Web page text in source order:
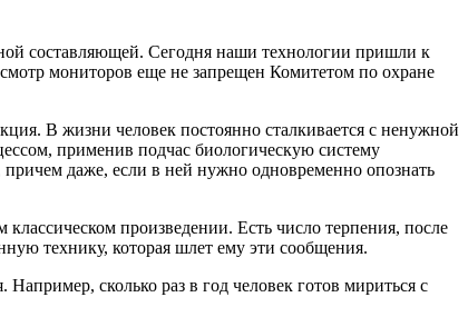
составляющей. Сегодня наши технологии пришли к
мониторов еще не запрещен Комитетом по охране
В жизни человек постоянно сталкивается с ненужной
применив подчас биологическую систему
причем даже, если в ней нужно одновременно опознать
произведении. Есть число терпения, после
технику, которая шлет ему эти сообщения.
сколько раз в год человек готов мириться с